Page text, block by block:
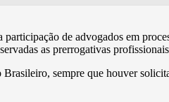
de advogados em
as prerrogativas
sempre que houver